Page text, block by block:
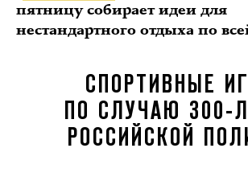
пятницу собирает идеи для
нестандартного отдыха по
СПОРТИВНЫЕ
ПО СЛУЧАЮ 300-
РОССИЙСКОЙ